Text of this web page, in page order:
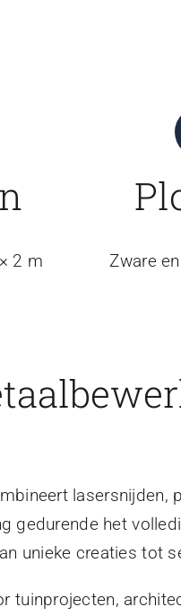
2 m Zware
lasersnijden,
gedurende het
unieke creaties tot
tuinprojecten,